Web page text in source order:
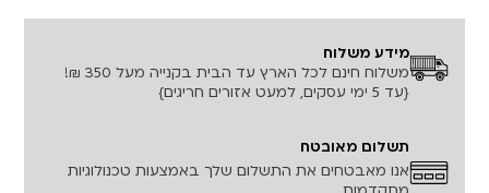
מידע משלוח
משלוח חינם לכל הארץ עד הבית בקנייה מעל 350 ₪!
{עד 5 ימי עסקים, למעט אזורים חריגים}
תשלום מאובטח
אנו מאבטחים את התשלום שלך באמצעות טכנולוגיות